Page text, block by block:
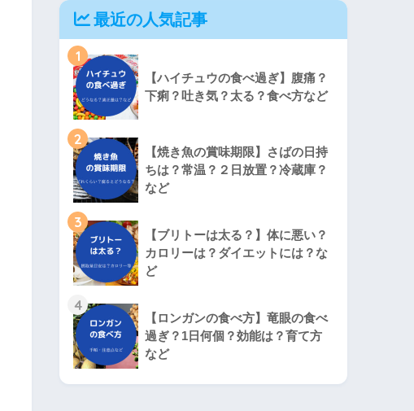
最近の人気記事
1
【ハイチュウの食べ過ぎ】腹痛？
下痢？吐き気？太る？食べ方など
2
【焼き魚の賞味期限】さばの日持
ちは？常温？２日放置？冷蔵庫？
など
3
【ブリトーは太る？】体に悪い？
カロリーは？ダイエットには？な
ど
4
【ロンガンの食べ方】竜眼の食べ
過ぎ？1日何個？効能は？育て方
など